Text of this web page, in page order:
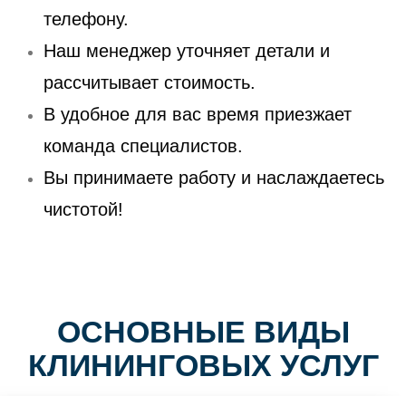
телефону.
Наш менеджер уточняет детали и
рассчитывает стоимость.
В удобное для вас время приезжает
команда специалистов.
Вы принимаете работу и наслаждаетесь
чистотой!
ОСНОВНЫЕ ВИДЫ
КЛИНИНГОВЫХ УСЛУГ